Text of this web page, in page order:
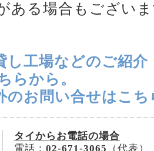
ある場合もござい
し工場などのご紹
らから。
のお問い合せはこち
タイからお電話の場合
電話： 02-671-3065 （代表）